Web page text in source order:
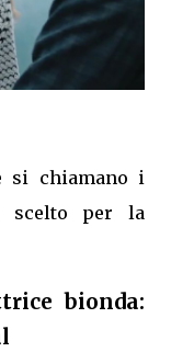
si chiamano i
scelto per la
bionda: